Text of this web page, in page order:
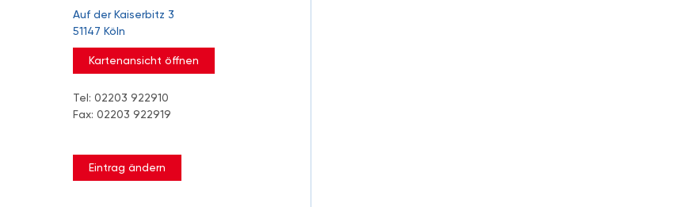
Auf der Kaiserbitz 3
51147 Köln
Kartenansicht öffnen
Tel: 02203 922910
Fax: 02203 922919
Eintrag ändern